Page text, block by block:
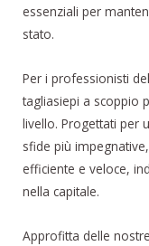
essenziali per
stato.
Per i professionisti
tagliasiepi a scoppio
livello. Progettati per
sfide più
efficiente e veloce,
nella capitale.
Approfitta delle